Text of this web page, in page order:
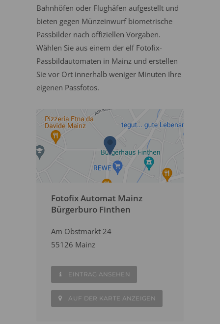
Bahnhöfen oder Flughäfen aufgestellt und
bieten gegen Münzeinwurf biometrische
Passbilder nach offiziellen Vorgaben.
Wählen Sie aus einem der elf Fotofix-
Passbildautomaten in Mainz und erstellen
Sie vor Ort innerhalb weniger Minuten Ihre
eigenen Passfotos.
Fotofix Automat Mainz
Bürgerburo Finthen
Am Obstmarkt 24
55126 Mainz
EINTRAG ANSEHEN
AUF DER KARTE ANZEIGEN